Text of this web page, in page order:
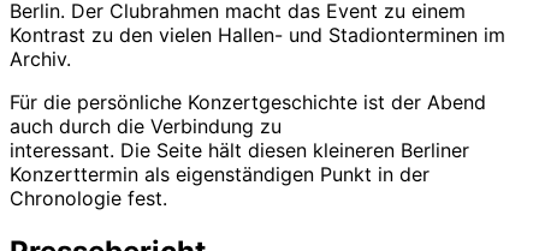
Berlin. Der Clubrahmen macht das Event zu einem
Kontrast zu den vielen Hallen- und Stadionterminen im
Archiv.
Für die persönliche Konzertgeschichte ist der Abend
auch durch die Verbindung zu
interessant. Die Seite hält diesen kleineren Berliner
Konzerttermin als eigenständigen Punkt in der
Chronologie fest.